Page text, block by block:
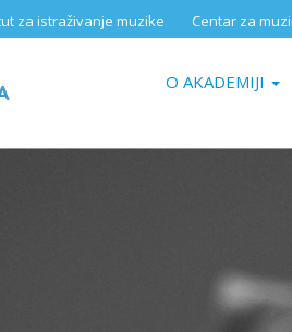
za istraživanje muzike Centar za
O AKADEMIJI